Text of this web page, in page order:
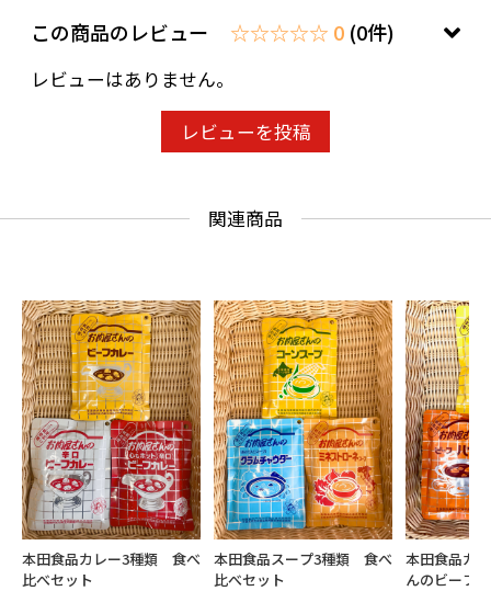
この商品のレビュー ☆☆☆☆☆ 0 (0件)
レビューはありません。
レビューを投稿
関連商品
本田食品カレー3種類 食べ
比べセット
本田食品スープ3種類 食べ
比べセット
本田食品カ
んのビーフ